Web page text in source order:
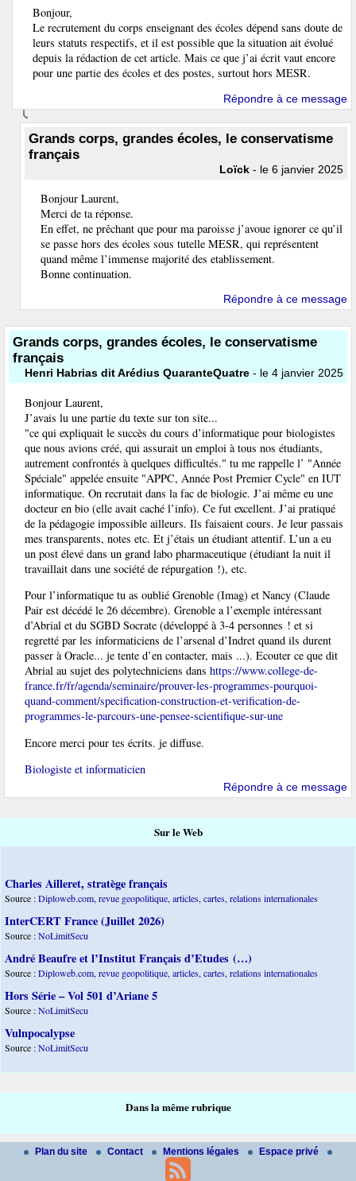
Bonjour,
Le recrutement du corps enseignant des écoles dépend sans doute de
leurs statuts respectifs, et il est possible que la situation ait évolué
depuis la rédaction de cet article. Mais ce que j’ai écrit vaut encore
pour une partie des écoles et des postes, surtout hors MESR.
Répondre à ce message
Grands corps, grandes écoles, le conservatisme
français
Loïck - le 6 janvier 2025
Bonjour Laurent,
Merci de ta réponse.
En effet, ne prêchant que pour ma paroisse j’avoue ignorer ce qu’il
se passe hors des écoles sous tutelle MESR, qui représentent
quand même l’immense majorité des etablissement.
Bonne continuation.
Répondre à ce message
Grands corps, grandes écoles, le conservatisme
français
Henri Habrias dit Arédius QuaranteQuatre - le 4 janvier 2025
Bonjour Laurent,
J’avais lu une partie du texte sur ton site...
"ce qui expliquait le succès du cours d’informatique pour biologistes
que nous avions créé, qui assurait un emploi à tous nos étudiants,
autrement confrontés à quelques difficultés." tu me rappelle l’ "Année
Spéciale" appelée ensuite "APPC, Année Post Premier Cycle" en IUT
informatique. On recrutait dans la fac de biologie. J’ai même eu une
docteur en bio (elle avait caché l’info). Ce fut excellent. J’ai pratiqué
de la pédagogie impossible ailleurs. Ils faisaient cours. Je leur passais
mes transparents, notes etc. Et j’étais un étudiant attentif. L’un a eu
un post élevé dans un grand labo pharmaceutique (étudiant la nuit il
travaillait dans une société de répurgation !), etc.
Pour l’informatique tu as oublié Grenoble (Imag) et Nancy (Claude
Pair est décédé le 26 décembre). Grenoble a l’exemple intéressant
d’Abrial et du SGBD Socrate (développé à 3-4 personnes ! et si
regretté par les informaticiens de l’arsenal d’Indret quand ils durent
passer à Oracle... je tente d’en contacter, mais ...). Ecouter ce que dit
Abrial au sujet des polytechniciens dans https://www.college-de-
france.fr/fr/agenda/seminaire/prouver-les-programmes-pourquoi-
quand-comment/specification-construction-et-verification-de-
programmes-le-parcours-une-pensee-scientifique-sur-une
Encore merci pour tes écrits. je diffuse.
Biologiste et informaticien
Répondre à ce message
Sur le Web
Charles Ailleret, stratège français
Source :Diploweb.com, revue geopolitique, articles, cartes, relations internationales
InterCERT France (Juillet 2026)
Source :NoLimitSecu
André Beaufre et l’Institut Français d’Etudes (…)
Source :Diploweb.com, revue geopolitique, articles, cartes, relations internationales
Hors Série – Vol 501 d’Ariane 5
Source :NoLimitSecu
Vulnpocalypse
Source :NoLimitSecu
Dans la même rubrique
Plan du site Contact Mentions légales Espace privé